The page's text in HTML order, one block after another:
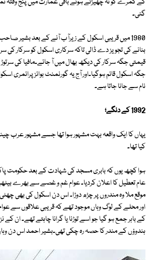
گئی۔
1980 میں قریبی اسکول کے زیرآب آنے کے بعد بشیر
بنانے کی تجویز دے ڈالی تاکہ سرکاری اسکول کو سرکار کی
قیمتی جگہ سرکار کی دیکھ بھال میں آ جائے۔مافیا کی
جگہ اسکول قائم ہوگیا۔اور آج یہ گورنمنٹ بوائز پرائمری
نام سے جانا جاتا ہے۔
1992 کے دنگے؛
یہاں کا ایک واقعہ بہت مشہور ہوا تھا جسے مشہور عرب
کیا تھا۔
ہوا کچھ یوں کہ بابری مسجد کی شہادت کے بعد حکومت
عام تعطیل کا اعلان کردیا۔ عوام غم و غصے سے بھرے
موقع ملا وہ مندروں پر چڑھ دوڑا۔ اس دن اسکول کی بھی
اور محلے کے لوگ وہاں موجود تھے کہ قریبی علاقوں سے
کے باہر جمع ہو گیا جو اسے توڑنا یا گرانا چاہتے تھے۔ ان
ہندوؤں کے مندر کا حصہ رہ چکی تھی۔بشیر احمد اس دن